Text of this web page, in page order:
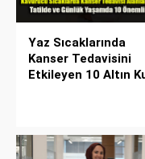
Yaz Sıcaklarında
Kanser Tedavisini
Etkileyen 10 Altın